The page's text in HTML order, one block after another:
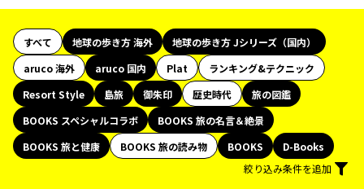
すべて 地球の歩き方 海外
地球の歩き方 Jシリーズ（国内）
aruco 海外
aruco 国内 Plat
ランキング&テクニック
Resort Style
島旅 御朱印 歴史時代
旅の図鑑
BOOKS スペシャルコラボ
BOOKS 旅の名言＆絶景
BOOKS 旅と健康
BOOKS 旅の読み物 BOOKS
D-Books
絞り込み条件を追加